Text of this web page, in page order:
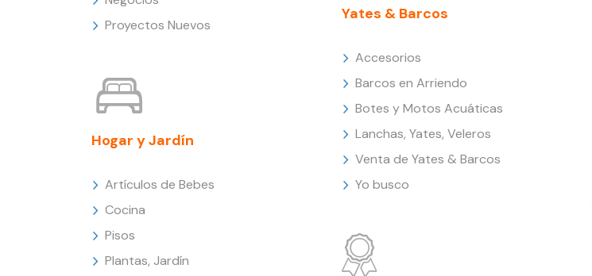
Proyectos Nuevos
Hogar y Jardín
Artículos de Bebes
Cocina
Pisos
Plantas, Jardín
Yates & Barcos
Accesorios
Barcos en Arriendo
Botes y Motos Acuáticas
Lanchas, Yates, Veleros
Venta de Yates & Barcos
Yo busco